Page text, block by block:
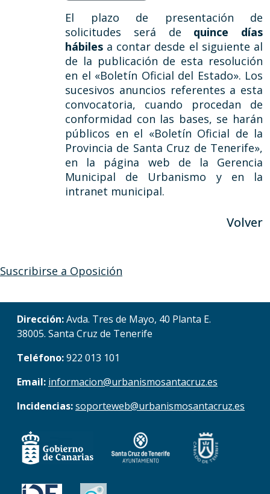
El plazo de presentación de
solicitudes será de quince días
hábiles a contar desde el siguiente al
de la publicación de esta resolución
en el «Boletín Oficial del Estado». Los
sucesivos anuncios referentes a esta
convocatoria, cuando procedan de
conformidad con las bases, se harán
públicos en el «Boletín Oficial de la
Provincia de Santa Cruz de Tenerife»,
en la página web de la Gerencia
Municipal de Urbanismo y en la
intranet municipal.
Volver
Suscribirse a Oposición
Dirección:Avda. Tres de Mayo, 40 Planta E.
38005. Santa Cruz de Tenerife
Teléfono:922 013 101
Email: informacion@urbanismosantacruz.es
Incidencias:soporteweb@urbanismosantacruz.es